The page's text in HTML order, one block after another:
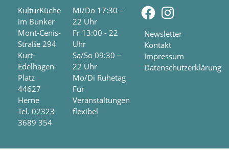
KulturKüche
im Bunker
Mont-Cenis-
Straße 294
Kurt-
Edelhagen-
Platz
44627
Herne
Tel. 02323
3689 354
Mi/Do 17:30 –
22 Uhr
Fr 13:00 - 22
Uhr
Sa/So 09:30 –
22 Uhr
Mo/Di Ruhetag
Für
Veranstaltungen
flexibel
Facebook
Newsletter
Kontakt
Impressum
Datenschutzerklärung